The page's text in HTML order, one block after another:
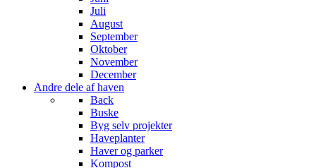
Juli
August
September
Oktober
November
December
Andre dele af haven
Back
Buske
Byg selv projekter
Haveplanter
Haver og parker
Kompost